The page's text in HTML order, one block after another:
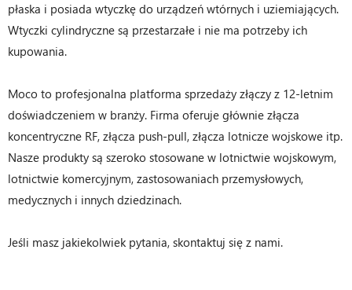
płaska i posiada wtyczkę do urządzeń wtórnych i uziemiających.
Wtyczki cylindryczne są przestarzałe i nie ma potrzeby ich
kupowania.
Moco to profesjonalna platforma sprzedaży złączy z 12-letnim
doświadczeniem w branży. Firma oferuje głównie złącza
koncentryczne RF, złącza push-pull, złącza lotnicze wojskowe itp.
Nasze produkty są szeroko stosowane w lotnictwie wojskowym,
lotnictwie komercyjnym, zastosowaniach przemysłowych,
medycznych i innych dziedzinach.
Jeśli masz jakiekolwiek pytania, skontaktuj się z nami.